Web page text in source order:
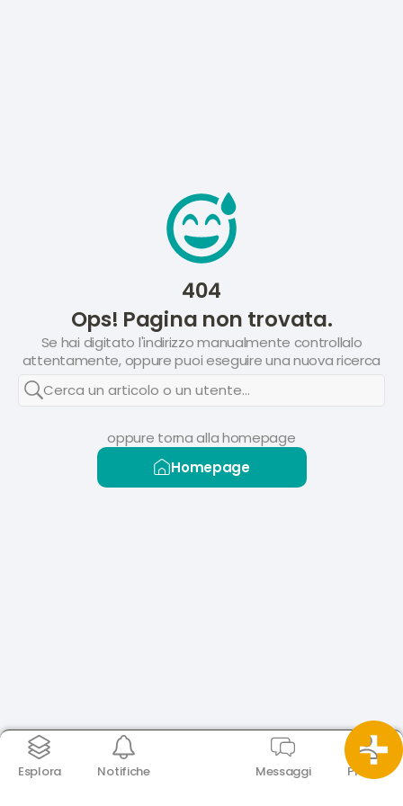
Esplora Notifiche Messaggi Profilo
404
Ops! Pagina non trovata.
Se hai digitato l'indirizzo manualmente controllalo
attentamente, oppure puoi eseguire una nuova ricerca
Cerca un articolo o un utente...
oppure torna alla homepage
Homepage